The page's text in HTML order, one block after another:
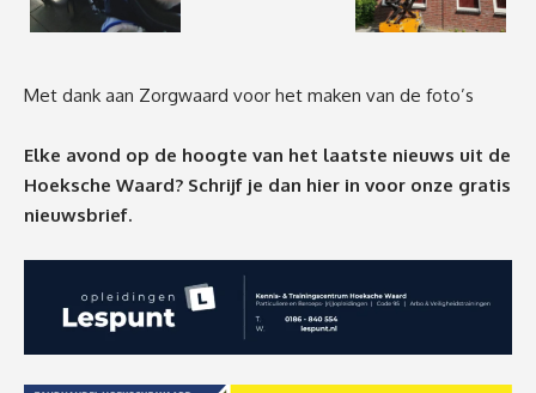
Met dank aan Zorgwaard voor het maken van de foto’s
Elke avond op de hoogte van het laatste nieuws uit de
Hoeksche Waard? Schrijf je dan hier in voor onze gratis
nieuwsbrief.